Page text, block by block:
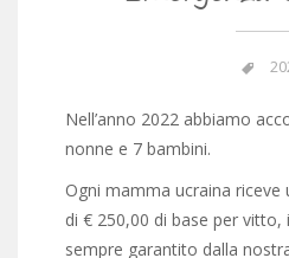
Nell’anno 2022 abbiamo
nonne e 7 bambini.
Ogni mamma ucraina
di € 250,00 di base per vitto,
sempre garantito dalla